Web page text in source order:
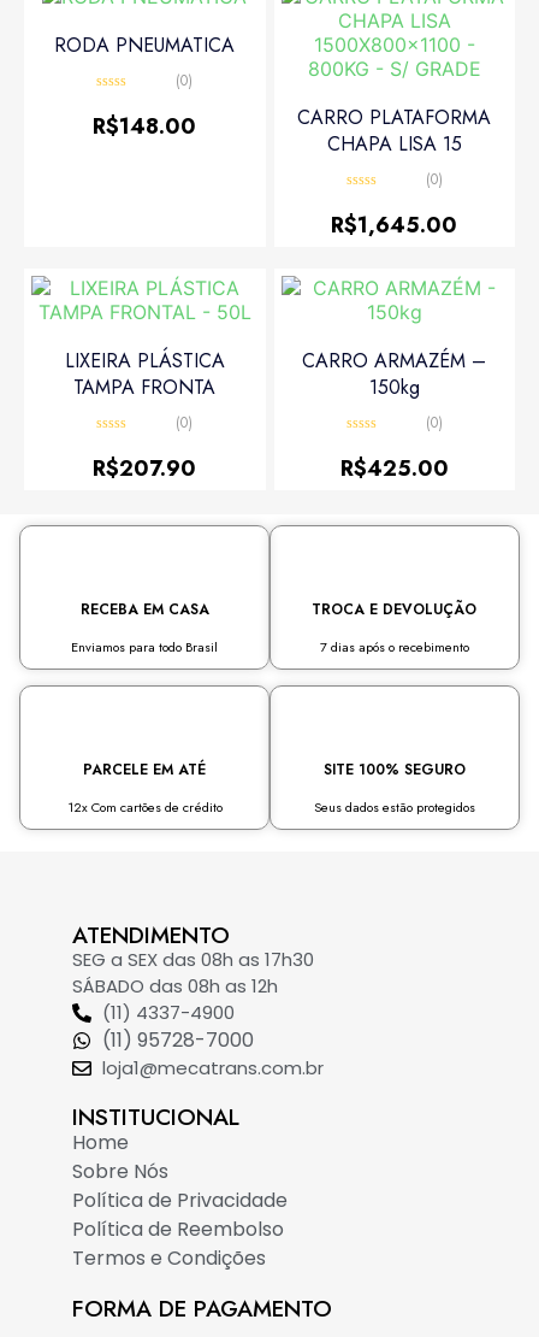
RODA PNEUMATICA
0
de
(0)
R$148.00
CARRO PLATAFORMA
CHAPA LISA 15
0
de
(0)
R$1,645.00
LIXEIRA PLÁSTICA
TAMPA FRONTA
0
de
(0)
R$207.90
CARRO ARMAZÉM –
150kg
0
de
(0)
R$425.00
RECEBA EM CASA
Enviamos para todo Brasil
TROCA E DEVOLUÇÃO
7 dias após o recebimento
PARCELE EM ATÉ
12x Com cartões de crédito
SITE 100% SEGURO
Seus dados estão protegidos
ATENDIMENTO
SEG a SEX das 08h as 17h30
SÁBADO das 08h as 12h
(11) 4337-4900
(11) 95728-7000
loja1@mecatrans.com.br
INSTITUCIONAL​
Home
Sobre Nós
Política de Privacidade
Política de Reembolso
Termos e Condições
FORMA DE PAGAMENTO